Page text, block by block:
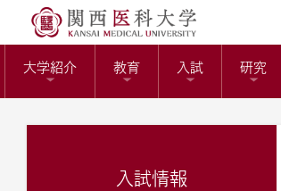
大学紹介 教育 入試 研究
入試情報